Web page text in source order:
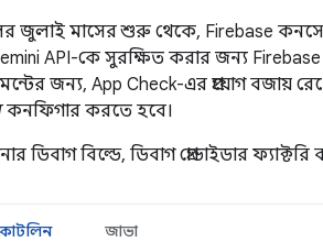
জুলাই মাসের শুরু থেকে, Firebase
API-কে সুরক্ষিত করার জন্য Firebase
জন্য, App Check-এর প্রয়োগ বজায়
কনফিগার করতে হবে।
ডিবাগ বিল্ডে, ডিবাগ প্রোভাইডার
জাভা